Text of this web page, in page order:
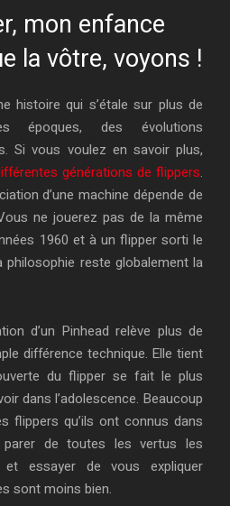
mon enfance
la vôtre, voyons !
histoire qui s’étale sur plus de
époques, des évolutions
Si vous voulez en savoir plus,
générations de flippers.
d’une machine dépende de
ne jouerez pas de la même
1960 et à un flipper sorti le
reste globalement la
d’un Pinhead relève plus de
différence technique. Elle tient
du flipper se fait le plus
dans l’adolescence. Beaucoup
flippers qu’ils ont connus dans
de toutes les vertus les
et essayer de vous expliquer
sont moins bien.